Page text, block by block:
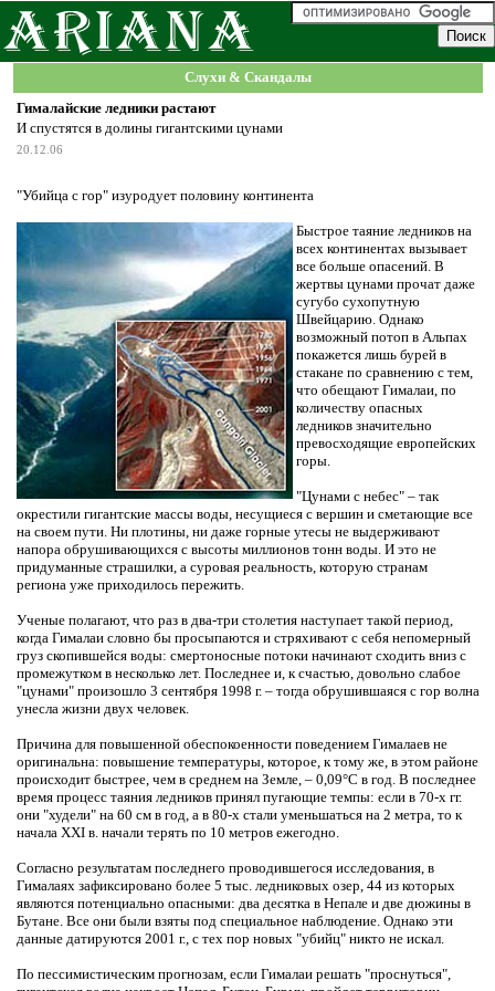
Слухи & Скандалы
Гималайские ледники растают
И спустятся в долины гигантскими цунами
20.12.06
"Убийца с гор" изуродует половину континента
Быстрое таяние ледников на
всех континентах вызывает
все больше опасений. В
жертвы цунами прочат даже
сугубо сухопутную
Швейцарию. Однако
возможный потоп в Альпах
покажется лишь бурей в
стакане по сравнению с тем,
что обещают Гималаи, по
количеству опасных
ледников значительно
превосходящие европейских
горы.
"Цунами с небес" – так
окрестили гигантские массы воды, несущиеся с вершин и сметающие все
на своем пути. Ни плотины, ни даже горные утесы не выдерживают
напора обрушивающихся с высоты миллионов тонн воды. И это не
придуманные страшилки, а суровая реальность, которую странам
региона уже приходилось пережить.
Ученые полагают, что раз в два-три столетия наступает такой период,
когда Гималаи словно бы просыпаются и стряхивают с себя непомерный
груз скопившейся воды: смертоносные потоки начинают сходить вниз с
промежутком в несколько лет. Последнее и, к счастью, довольно слабое
"цунами" произошло 3 сентября 1998 г. – тогда обрушившаяся с гор волна
унесла жизни двух человек.
Причина для повышенной обеспокоенности поведением Гималаев не
оригинальна: повышение температуры, которое, к тому же, в этом районе
происходит быстрее, чем в среднем на Земле, – 0,09°С в год. В последнее
время процесс таяния ледников принял пугающие темпы: если в 70-х гг.
они "худели" на 60 см в год, а в 80-х стали уменьшаться на 2 метра, то к
начала ХХI в. начали терять по 10 метров ежегодно.
Согласно результатам последнего проводившегося исследования, в
Гималаях зафиксировано более 5 тыс. ледниковых озер, 44 из которых
являются потенциально опасными: два десятка в Непале и две дюжины в
Бутане. Все они были взяты под специальное наблюдение. Однако эти
данные датируются 2001 г., с тех пор новых "убийц" никто не искал.
По пессимистическим прогнозам, если Гималаи решать "проснуться",